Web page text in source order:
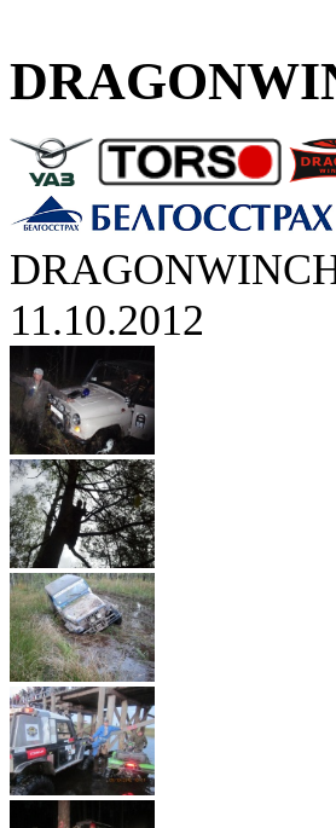
11.10.2012